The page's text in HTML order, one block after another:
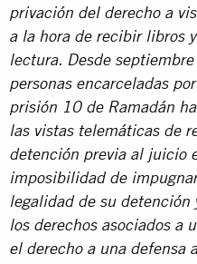
privación del derecho a
a la hora de recibir libros
lectura. Desde
personas encarceladas
prisión 10 de Ramadán
las vistas telemáticas de
detención previa al juicio
imposibilidad de
legalidad de su detención
los derechos asociados a
el derecho a una defensa